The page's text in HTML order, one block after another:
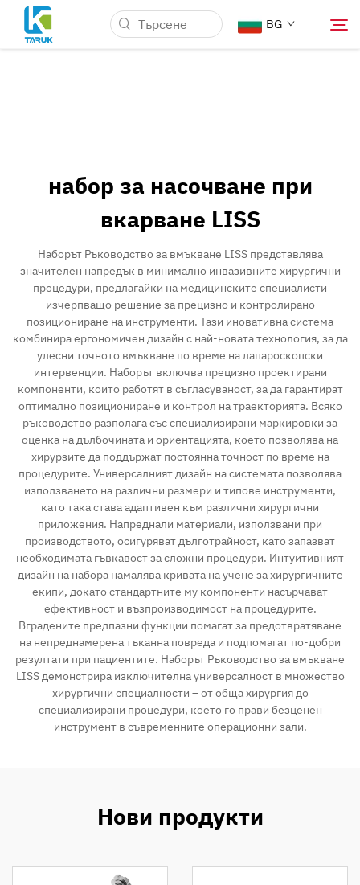
BG
Възможности
Новини и Събития
За нас
Контакт
набор за насочване при
вкарване LISS
Наборът Ръководство за вмъкване LISS представлява
значителен напредък в минимално инвазивните хирургични
процедури, предлагайки на медицинските специалисти
изчерпващо решение за прецизно и контролирано
позициониране на инструменти. Тази иновативна система
комбинира ергономичен дизайн с най-новата технология, за да
улесни точното вмъкване по време на лапароскопски
интервенции. Наборът включва прецизно проектирани
компоненти, които работят в съгласуваност, за да гарантират
оптимално позициониране и контрол на траекторията. Всяко
ръководство разполага със специализирани маркировки за
оценка на дълбочината и ориентацията, което позволява на
хирурзите да поддържат постоянна точност по време на
процедурите. Универсалният дизайн на системата позволява
използването на различни размери и типове инструменти,
като така става адаптивен към различни хирургични
приложения. Напреднали материали, използвани при
производството, осигуряват дълготрайност, като запазват
необходимата гъвкавост за сложни процедури. Интуитивният
дизайн на набора намалява кривата на учене за хирургичните
екипи, докато стандартните му компоненти насърчават
ефективност и възпроизводимост на процедурите.
Вградените предпазни функции помагат за предотвратяване
на непреднамерена тъканна повреда и подпомагат по-добри
резултати при пациентите. Наборът Ръководство за вмъкване
LISS демонстрира изключителна универсалност в множество
хирургични специалности – от обща хирургия до
специализирани процедури, което го прави безценен
инструмент в съвременните операционни зали.
Нови продукти